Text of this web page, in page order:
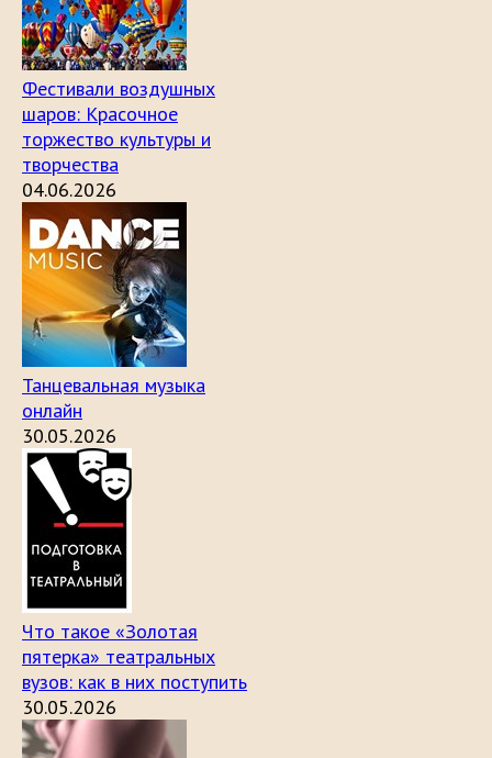
Фестивали воздушных
шаров: Красочное
торжество культуры и
творчества
04.06.2026
Танцевальная музыка
онлайн
30.05.2026
Что такое «Золотая
пятерка» театральных
вузов: как в них поступить
30.05.2026